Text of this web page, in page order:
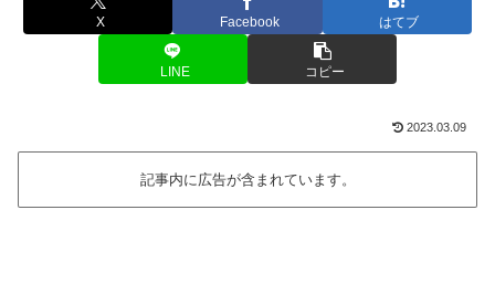
X Facebook はてブ
LINE コピー
2023.03.09
記事内に広告が含まれています。